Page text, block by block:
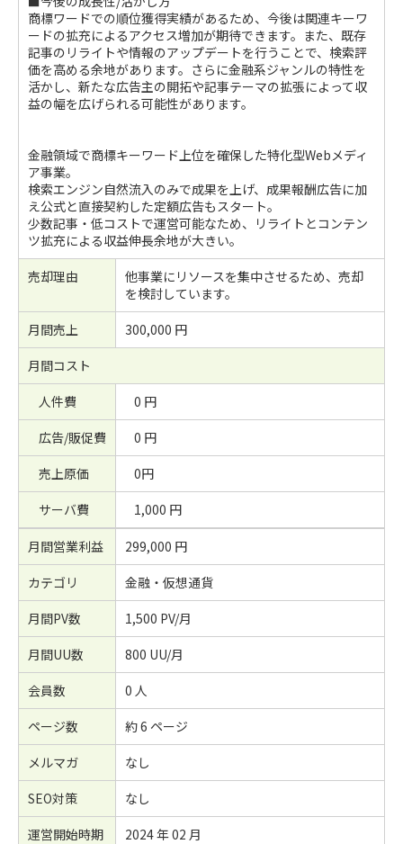
商標ワードでの順位獲得実績があるため、今後は関連キーワ
ードの拡充によるアクセス増加が期待できます。また、既存
記事のリライトや情報のアップデートを行うことで、検索評
価を高める余地があります。さらに金融系ジャンルの特性を
活かし、新たな広告主の開拓や記事テーマの拡張によって収
益の幅を広げられる可能性があります。
金融領域で商標キーワード上位を確保した特化型Webメディ
ア事業。
検索エンジン自然流入のみで成果を上げ、成果報酬広告に加
え公式と直接契約した定額広告もスタート。
少数記事・低コストで運営可能なため、リライトとコンテン
ツ拡充による収益伸長余地が大きい。
売却理由
他事業にリソースを集中させるため、売却
を検討しています。
月間売上
300,000 円
月間コスト
人件費
0 円
広告/販促費
0 円
売上原価
0円
サーバ費
1,000 円
月間営業利益
299,000 円
カテゴリ
金融・仮想通貨
月間PV数
1,500 PV/月
月間UU数
800 UU/月
会員数
0 人
ページ数
約 6 ページ
メルマガ
なし
SEO対策
なし
運営開始時期
2024 年 02 月